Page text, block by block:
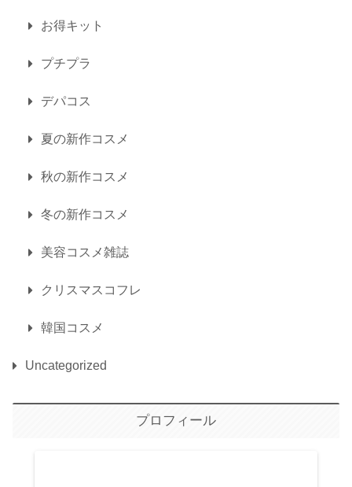
お得キット
プチプラ
デパコス
夏の新作コスメ
秋の新作コスメ
冬の新作コスメ
美容コスメ雑誌
クリスマスコフレ
韓国コスメ
Uncategorized
プロフィール